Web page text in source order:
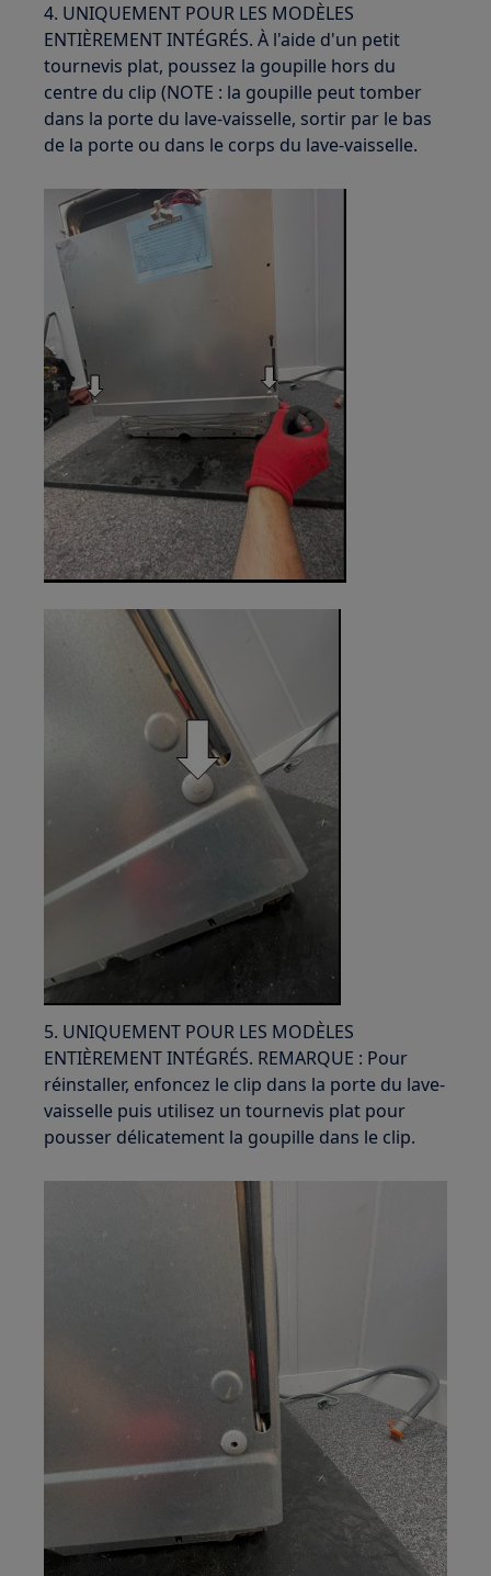
4. UNIQUEMENT POUR LES MODÈLES
ENTIÈREMENT INTÉGRÉS. À l'aide d'un petit
tournevis plat, poussez la goupille hors du
centre du clip (NOTE : la goupille peut tomber
dans la porte du lave-vaisselle, sortir par le bas
de la porte ou dans le corps du lave-vaisselle.
5. UNIQUEMENT POUR LES MODÈLES
ENTIÈREMENT INTÉGRÉS. REMARQUE : Pour
réinstaller, enfoncez le clip dans la porte du lave-
vaisselle puis utilisez un tournevis plat pour
pousser délicatement la goupille dans le clip.